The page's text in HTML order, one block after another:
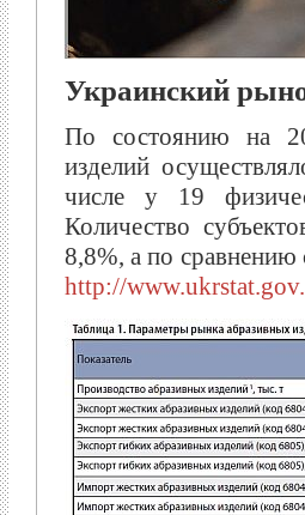
Украинский
По состоянию на
изделий
числе у 19
Количество
8,8%, а по сравнению
http://